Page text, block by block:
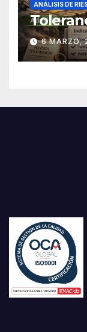
ANÁLISIS DE
6 MARZO,